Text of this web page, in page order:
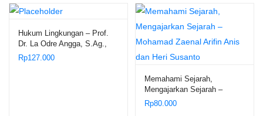
Hukum Lingkungan – Prof.
Dr. La Odre Angga, S.Ag.,
S.H., M.Hum.
Rp127.000
Memahami Sejarah,
Mengajarkan Sejarah –
Mohamad Zaenal Arifin Anis
dan Heri Susanto
Rp80.000